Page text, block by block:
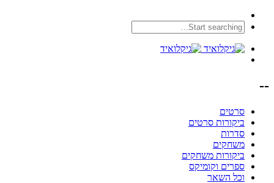
--
סרטים
ביקורות סרטים
סדרות
משחקים
ביקורות משחקים
ספרים וקומיקס
וכל השאר